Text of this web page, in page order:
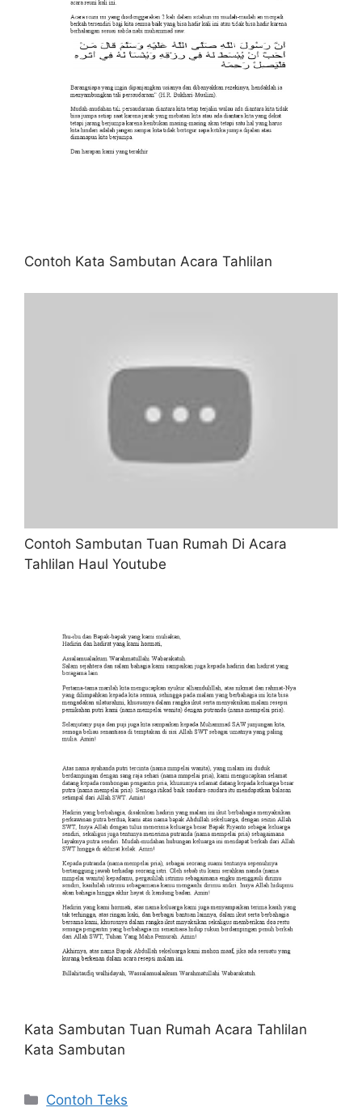
Contoh Kata Sambutan Acara Tahlilan
Contoh Sambutan Tuan Rumah Di Acara
Tahlilan Haul Youtube
Kata Sambutan Tuan Rumah Acara Tahlilan
Kata Sambutan
Kategori
Contoh Teks